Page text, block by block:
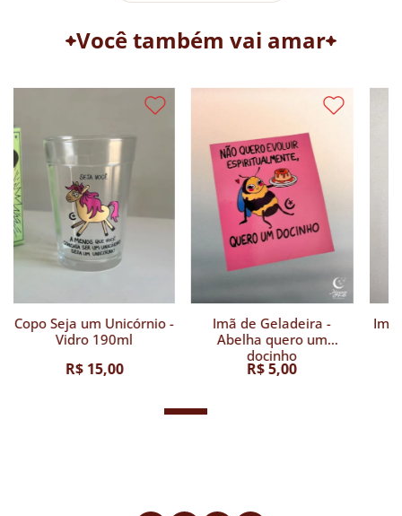
Você também vai amar
Copo Seja um Unicórnio -
Vidro 190ml
R$ 15,00
Imã de Geladeira -
Abelha quero um
docinho
R$ 5,00
Imã